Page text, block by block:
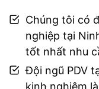
Chúng tôi có
nghiệp tại
tốt nhất nhu
Đội ngũ PDV
kinh nghiệm